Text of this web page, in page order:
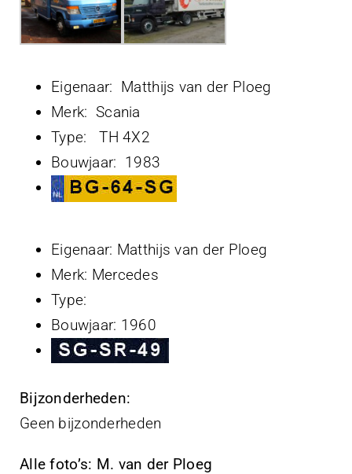
Eigenaar: Matthijs van der Ploeg
Merk: Scania
Type: TH 4X2
Bouwjaar: 1983
Eigenaar: Matthijs van der Ploeg
Merk: Mercedes
Type:
Bouwjaar: 1960
Bijzonderheden:
Geen bijzonderheden
Alle foto’s: M. van der Ploeg